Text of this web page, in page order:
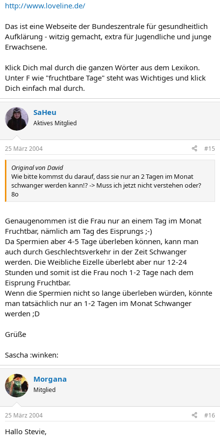
http://www.loveline.de/
Das ist eine Webseite der Bundeszentrale für gesundheitlich
Aufklärung - witzig gemacht, extra für Jugendliche und junge
Erwachsene.
Klick Dich mal durch die ganzen Wörter aus dem Lexikon.
Unter F wie "fruchtbare Tage" steht was Wichtiges und klick
Dich einfach mal durch.
SaHeu
Aktives Mitglied
25 März 2004 #15
Original von David
Wie bitte kommst du darauf, dass sie nur an 2 Tagen im Monat
schwanger werden kann!? -> Muss ich jetzt nicht verstehen oder?
8o
Genaugenommen ist die Frau nur an einem Tag im Monat
Fruchtbar, nämlich am Tag des Eisprungs ;-)
Da Spermien aber 4-5 Tage überleben können, kann man
auch durch Geschlechtsverkehr in der Zeit Schwanger
werden. Die Weibliche Eizelle überlebt aber nur 12-24
Stunden und somit ist die Frau noch 1-2 Tage nach dem
Eisprung Fruchtbar.
Wenn die Spermien nicht so lange überleben würden, könnte
man tatsächlich nur an 1-2 Tagen im Monat Schwanger
werden ;D
Grüße
Sascha :winken:
Morgana
Mitglied
25 März 2004 #16
Hallo Stevie,